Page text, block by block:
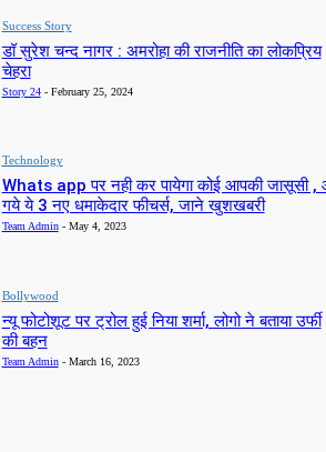
Success Story
डॉ सुरेश चन्द नागर : अमरोहा की राजनीति का लोकप्रिय
चेहरा
Story 24 - February 25, 2024
Technology
Whats app पर नही कर पायेगा कोई आपकी जासूसी ,
गये ये 3 नए धमाकेदार फीचर्स, जाने खुशखबरी
Team Admin - May 4, 2023
Bollywood
न्यू फोटोशूट पर ट्रोल हुई निया शर्मा, लोगो ने बताया उर्फी
की बहन
Team Admin - March 16, 2023